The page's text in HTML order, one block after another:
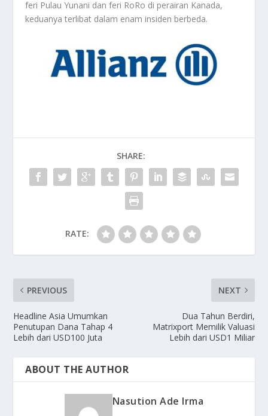
feri Pulau Yunani dan feri RoRo di perairan Kanada,
keduanya terlibat dalam enam insiden berbeda.
SHARE:
RATE:
PREVIOUS
Headline Asia Umumkan
Penutupan Dana Tahap 4
Lebih dari USD100 Juta
NEXT
Dua Tahun Berdiri,
Matrixport Memilik Valuasi
Lebih dari USD1 Miliar
ABOUT THE AUTHOR
Nasution Ade Irma